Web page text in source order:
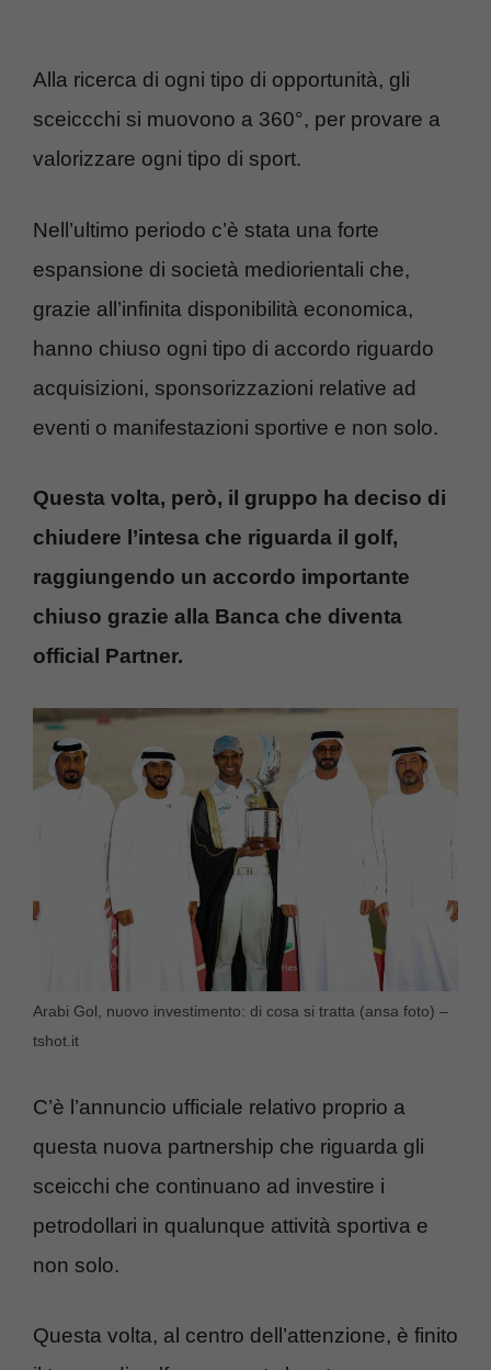
Alla ricerca di ogni tipo di opportunità, gli
sceiccchi si muovono a 360°, per provare a
valorizzare ogni tipo di sport.
Nell’ultimo periodo c’è stata una forte
espansione di società mediorientali che,
grazie all’infinita disponibilità economica,
hanno chiuso ogni tipo di accordo riguardo
acquisizioni, sponsorizzazioni relative ad
eventi o manifestazioni sportive e non solo.
Questa volta, però, il gruppo ha deciso di
chiudere l’intesa che riguarda il golf,
raggiungendo un accordo importante
chiuso grazie alla Banca che diventa
official Partner.
Arabi Gol, nuovo investimento: di cosa si tratta (ansa foto) –
tshot.it
C’è l’annuncio ufficiale relativo proprio a
questa nuova partnership che riguarda gli
sceicchi che continuano ad investire i
petrodollari in qualunque attività sportiva e
non solo.
Questa volta, al centro dell’attenzione, è finito